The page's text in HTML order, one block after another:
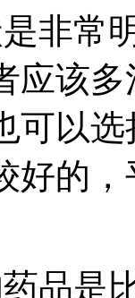
非常
应该
可以
好的
品是